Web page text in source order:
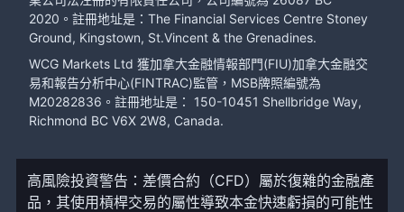
2020。註冊地址是：The Financial Services Centre Stoney
Ground, Kingstown, St.Vincent & the Grenadines.
WCG Markets Ltd 獲加拿大金融情報部門(FIU)加拿大金融交
易和報告分析中心(FINTRAC)監管，MSB牌照編號為
M20282836。註冊地址是： 150-10451 Shellbridge Way,
Richmond BC V6X 2W8, Canada.
高風險投資警告：差價合約（CFD）屬於復雜的金融產
品，其使用槓桿交易的屬性導致本金快速虧損的可能性